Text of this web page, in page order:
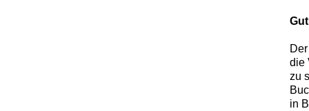
die
zu
in